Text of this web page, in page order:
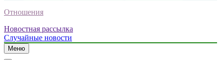
Отношения
Новостная рассылка
Случайные новости
Меню